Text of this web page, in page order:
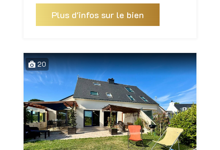
Plus d'infos sur le bien
20